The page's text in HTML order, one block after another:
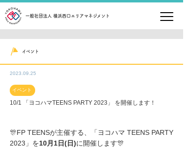
一般社団法人 横浜西口エリアマネジメント
イベント
2023.09.25
イベント
10/1 「ヨコハマTEENS PARTY 2023」 を開催します！
🎊FP TEENSが主催する、「ヨコハマ TEENS PARTY
2023」を10月1日(日)に開催します🎊